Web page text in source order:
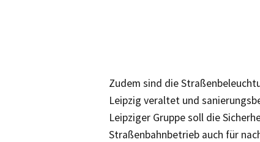
Zudem sind die
Leipzig veraltet und
Leipziger Gruppe soll die
Straßenbahnbetrieb auch für